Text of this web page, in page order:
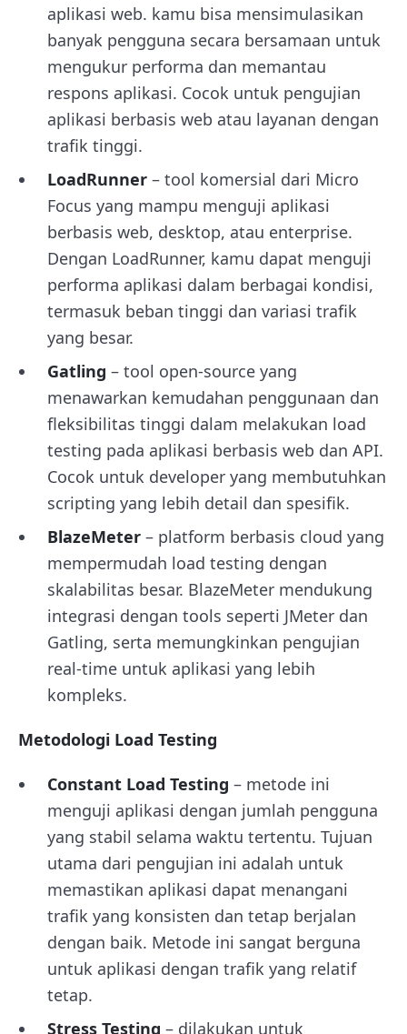
aplikasi web. kamu bisa mensimulasikan
banyak pengguna secara bersamaan untuk
mengukur performa dan memantau
respons aplikasi. Cocok untuk pengujian
aplikasi berbasis web atau layanan dengan
trafik tinggi.
LoadRunner – tool komersial dari Micro
Focus yang mampu menguji aplikasi
berbasis web, desktop, atau enterprise.
Dengan LoadRunner, kamu dapat menguji
performa aplikasi dalam berbagai kondisi,
termasuk beban tinggi dan variasi trafik
yang besar.
Gatling – tool open-source yang
menawarkan kemudahan penggunaan dan
fleksibilitas tinggi dalam melakukan load
testing pada aplikasi berbasis web dan API.
Cocok untuk developer yang membutuhkan
scripting yang lebih detail dan spesifik.
BlazeMeter – platform berbasis cloud yang
mempermudah load testing dengan
skalabilitas besar. BlazeMeter mendukung
integrasi dengan tools seperti JMeter dan
Gatling, serta memungkinkan pengujian
real-time untuk aplikasi yang lebih
kompleks.
Metodologi Load Testing
Constant Load Testing – metode ini
menguji aplikasi dengan jumlah pengguna
yang stabil selama waktu tertentu. Tujuan
utama dari pengujian ini adalah untuk
memastikan aplikasi dapat menangani
trafik yang konsisten dan tetap berjalan
dengan baik. Metode ini sangat berguna
untuk aplikasi dengan trafik yang relatif
tetap.
Stress Testing – dilakukan untuk